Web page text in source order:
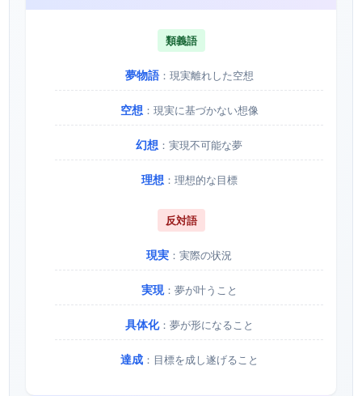
類義語
夢物語：現実離れした空想
空想：現実に基づかない想像
幻想 ：実現不可能な夢
理想：理想的な目標
反対語
現実 ：実際の状況
実現：夢が叶うこと
具体化：夢が形になること
達成：目標を成し遂げること